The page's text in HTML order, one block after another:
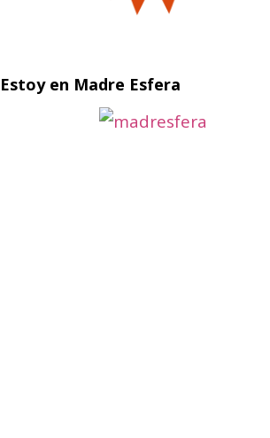
Estoy en Madre Esfera